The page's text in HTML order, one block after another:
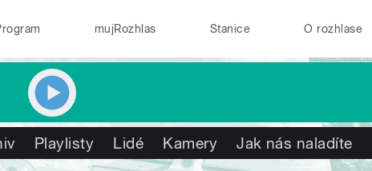
mujRozhlas Stanice O rozhlase
Playlisty Lidé Kamery Jak nás naladíte